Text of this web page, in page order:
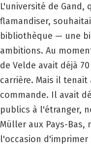
L'université de
flamandiser,
bibliothèque — une
ambitions. Au
de Velde avait déjà
carrière. Mais il
commande. Il avait
publics à l'étranger,
Müller aux Pays-Bas,
l'occasion d'imprimer